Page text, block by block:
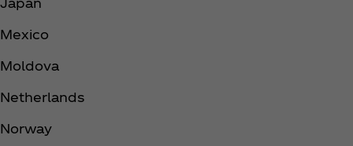
Mexico ​
Moldova​
Netherlands​
Norway ​